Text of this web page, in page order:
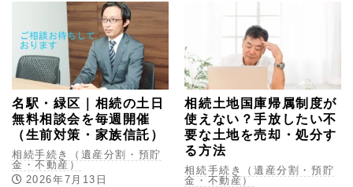
名駅・緑区｜相続の土日
無料相談会を毎週開催
（生前対策・家族信託）
相続手続き（遺産分割・預貯
金・不動産）
2026年7月13日
相続土地国庫帰属制度が
使えない？手放したい不
要な土地を売却・処分す
る方法
相続手続き（遺産分割・預貯
金・不動産）